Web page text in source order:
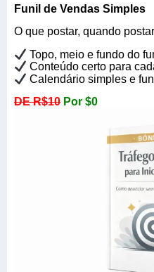
Funil de Vendas Simples
O que postar, quando
Topo, meio e fundo do
Conteúdo certo para
Calendário simples e
DE R$10 Por $0